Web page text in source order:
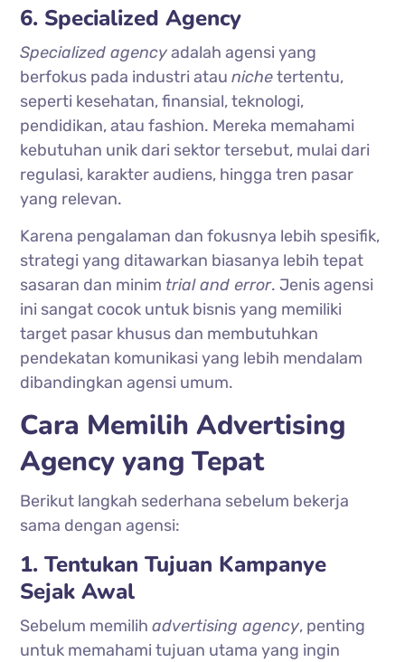
6. Specialized Agency
Specialized agencyadalah agensi yang
berfokus pada industri ataunichetertentu,
seperti kesehatan, finansial, teknologi,
pendidikan, atau fashion. Mereka memahami
kebutuhan unik dari sektor tersebut, mulai dari
regulasi, karakter audiens, hingga tren pasar
yang relevan.
Karena pengalaman dan fokusnya lebih spesifik,
strategi yang ditawarkan biasanya lebih tepat
sasaran dan minim trial and error. Jenis agensi
ini sangat cocok untuk bisnis yang memiliki
target pasar khusus dan membutuhkan
pendekatan komunikasi yang lebih mendalam
dibandingkan agensi umum.
Cara Memilih Advertising
Agency yang Tepat
Berikut langkah sederhana sebelum bekerja
sama dengan agensi:
1. Tentukan Tujuan Kampanye
Sejak Awal
Sebelum memilihadvertising agency, penting
untuk memahami tujuan utama yang ingin